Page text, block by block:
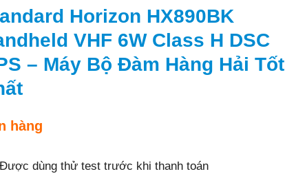
Horizon HX890BK
VHF 6W Class H DSC
– Máy Bộ Đàm Hàng Hải Tốt
hàng
Được dùng thử test trước khi thanh toán